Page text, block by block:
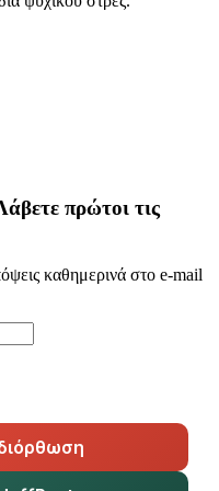
πρώτοι τις
καθημερινά στο e-mail